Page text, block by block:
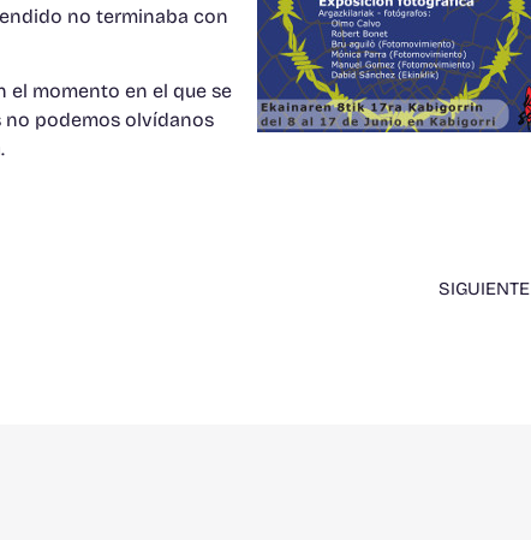
no terminaba con
el momento en el que se
no podemos olvídanos
SIGUIENTE